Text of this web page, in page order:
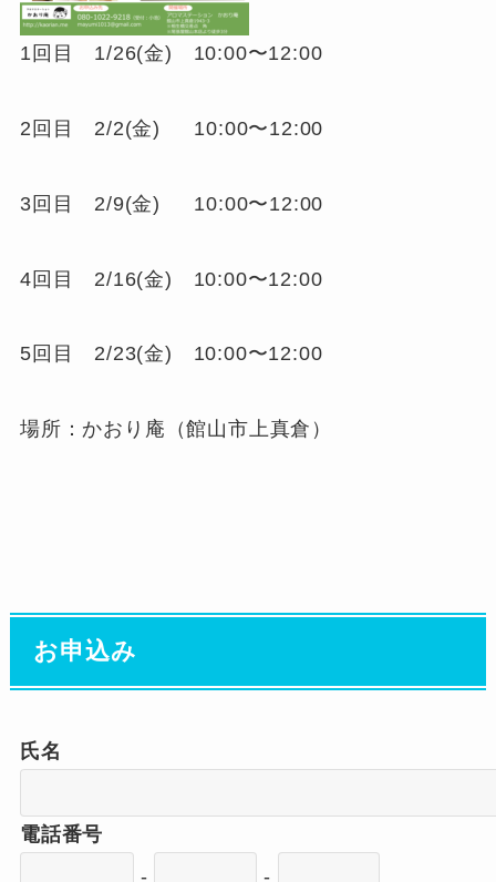
1回目 1/26(金) 10:00〜12:00
2回目 2/2(金) 10:00〜12:00
3回目 2/9(金) 10:00〜12:00
4回目 2/16(金) 10:00〜12:00
5回目 2/23(金) 10:00〜12:00
場所：かおり庵（館山市上真倉）
お申込み
氏名
電話番号
-
-